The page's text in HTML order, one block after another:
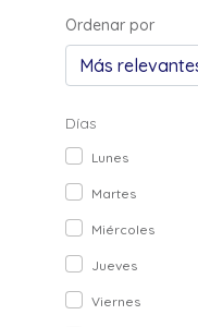
Ordenar por
Días
Lunes
Martes
Miércoles
Jueves
Viernes